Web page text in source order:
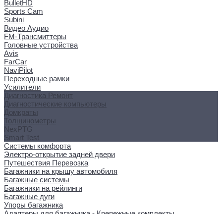
BulletHD
Sports Cam
Subini
Видео Аудио
FM-Трансмиттеры
Головные устройства
Avis
FarCar
NaviPilot
Переходные рамки
Усилители
Диагностика Ремонт
Диагностические компьютеры
Домкраты
Толщинометры
NexPTG
Smart Test
Системы комфорта
Электро-открытие задней двери
Путешествия Перевозка
Багажники на крышу автомобиля
Багажные системы
Багажники на рейлинги
Багажные дуги
Упоры багажника